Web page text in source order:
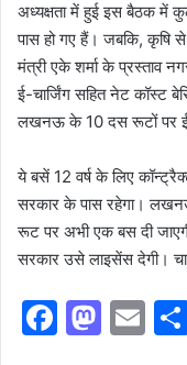
अध्यक्षता में हुई इस बैठक में
पास हो गए हैं। जबकि, कृषि
मंत्री एके शर्मा के प्रस्ताव
ई-चार्जिंग सहित नेट कॉस्ट
लखनऊ के 10 दस रूटों पर
ये बसें 12 वर्ष के लिए
सरकार के पास रहेगा।
रूट पर अभी एक बस दी
सरकार उसे लाइसेंस देगी।
F
M E